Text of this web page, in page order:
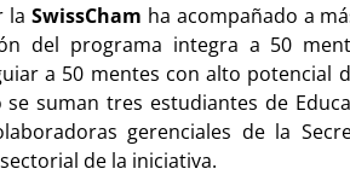
laSwissCham ha acompañado a
del programa integra a 50
a 50 mentes con alto potencial
suman tres estudiantes de
gerenciales de la
de la iniciativa.